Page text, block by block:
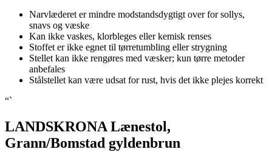
Narvlæderet er mindre modstandsdygtigt over for sollys,
snavs og væske
Kan ikke vaskes, klorbleges eller kemisk renses
Stoffet er ikke egnet til tørretumbling eller strygning
Stellet kan ikke rengøres med væsker; kun tørre metoder
anbefales
Stålstellet kan være udsat for rust, hvis det ikke plejes korrekt
“`
LANDSKRONA Lænestol,
Grann/Bomstad gyldenbrun